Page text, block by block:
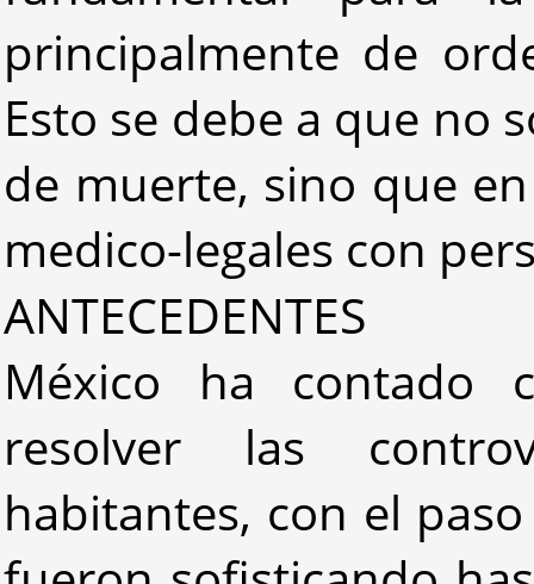
principalmente de
Esto se debe a que no
de muerte, sino que
medico-legales con
ANTECEDENTES
México ha contado
resolver las
habitantes, con el